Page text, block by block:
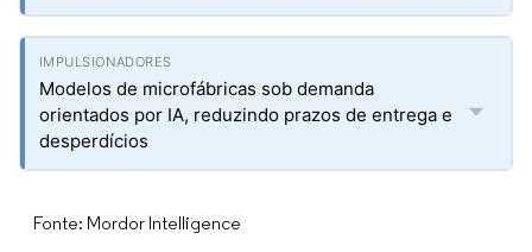
Modelos de microfábricas sob demanda
orientados por IA, reduzindo prazos de entrega e
desperdícios
Fonte: Mordor Intelligence